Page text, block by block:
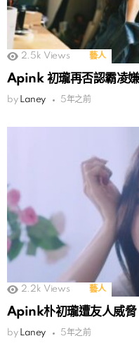
2.5k Views 藝人
Apink 初瓏再否認霸凌
by Laney 5年之前
2.2k Views 藝人
Apink朴初瓏遭友人威脅
by Laney 5年之前